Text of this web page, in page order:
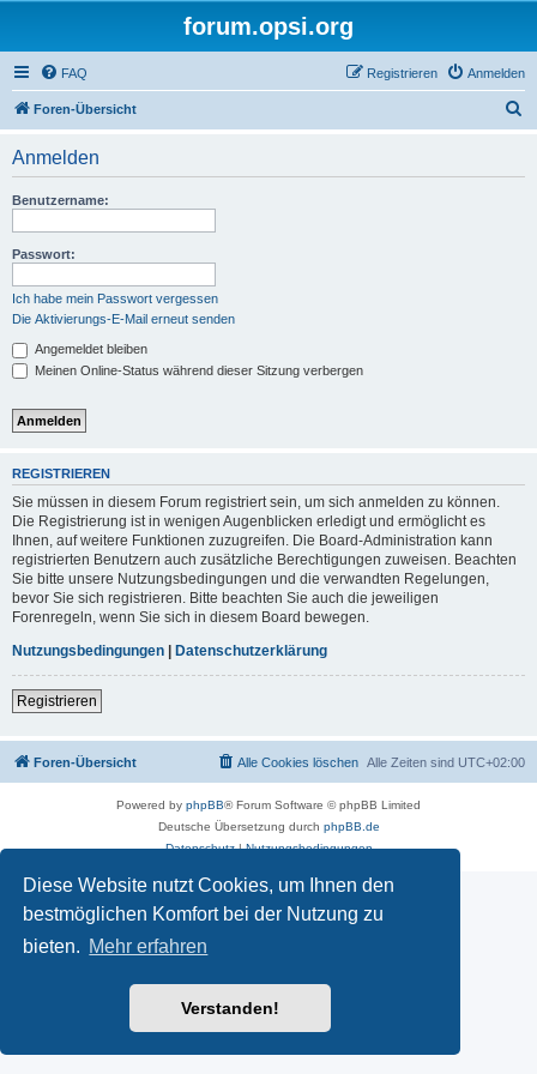
Diese Website nutzt Cookies, um Ihnen den
bestmöglichen Komfort bei der Nutzung zu
bieten. Mehr erfahren
Verstanden!
forum.opsi.org
FAQ Anmelden
Registrieren
Foren-Übersicht
Anmelden
Benutzername:
Passwort:
Ich habe mein Passwort vergessen
Die Aktivierungs-E-Mail erneut senden
Angemeldet bleiben
Meinen Online-Status während dieser Sitzung verbergen
REGISTRIEREN
Sie müssen in diesem Forum registriert sein, um sich anmelden zu können.
Die Registrierung ist in wenigen Augenblicken erledigt und ermöglicht es
Ihnen, auf weitere Funktionen zuzugreifen. Die Board-Administration kann
registrierten Benutzern auch zusätzliche Berechtigungen zuweisen. Beachten
Sie bitte unsere Nutzungsbedingungen und die verwandten Regelungen,
bevor Sie sich registrieren. Bitte beachten Sie auch die jeweiligen
Forenregeln, wenn Sie sich in diesem Board bewegen.
Nutzungsbedingungen | Datenschutzerklärung
Registrieren
Foren-Übersicht Alle Zeiten sind UTC+02:00
Alle Cookies löschen
Powered by phpBB® Forum Software © phpBB Limited
Deutsche Übersetzung durch phpBB.de
Datenschutz|Nutzungsbedingungen